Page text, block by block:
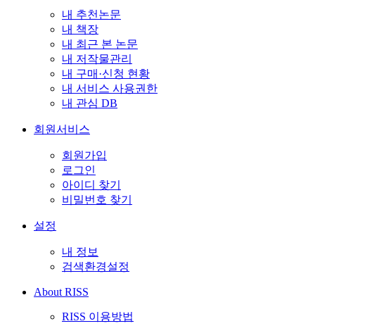
내 추천논문
내 책장
내 최근 본 논문
내 저작물관리
내 구매·신청 현황
내 서비스 사용권한
내 관심 DB
회원서비스
회원가입
로그인
아이디 찾기
비밀번호 찾기
설정
내 정보
검색환경설정
About RISS
RISS 이용방법